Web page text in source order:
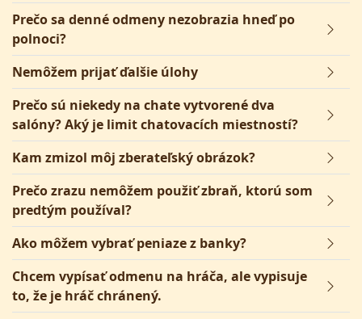
Prečo sa denné odmeny nezobrazia hneď po
polnoci?
Nemôžem prijať ďalšie úlohy
Prečo sú niekedy na chate vytvorené dva
salóny? Aký je limit chatovacích miestností?
Kam zmizol môj zberateľský obrázok?
Prečo zrazu nemôžem použiť zbraň, ktorú som
predtým používal?
Ako môžem vybrať peniaze z banky?
Chcem vypísať odmenu na hráča, ale vypisuje
to, že je hráč chránený.